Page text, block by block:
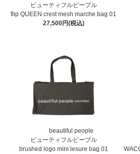
ビューティフルピープル
flip QUEEN crest mesh marche bag 01
27,500円(税込)
beautiful people
ビューティフルピープル
brushed logo mini lesure bag 01